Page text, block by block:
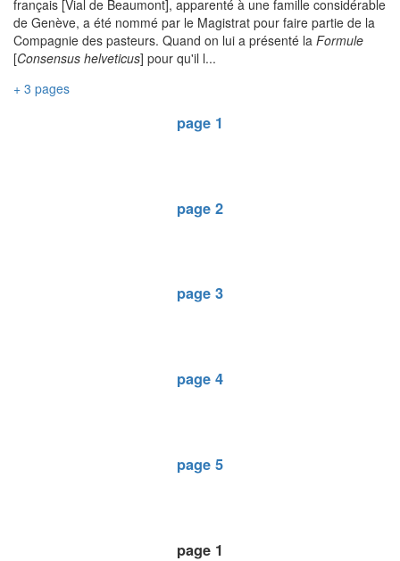
français [Vial de Beaumont], apparenté à une famille considérable
de Genève, a été nommé par le Magistrat pour faire partie de la
Compagnie des pasteurs. Quand on lui a présenté la Formule
[Consensus helveticus] pour qu'il l...
+ 3 pages
page 1
page 2
page 3
page 4
page 5
page 1